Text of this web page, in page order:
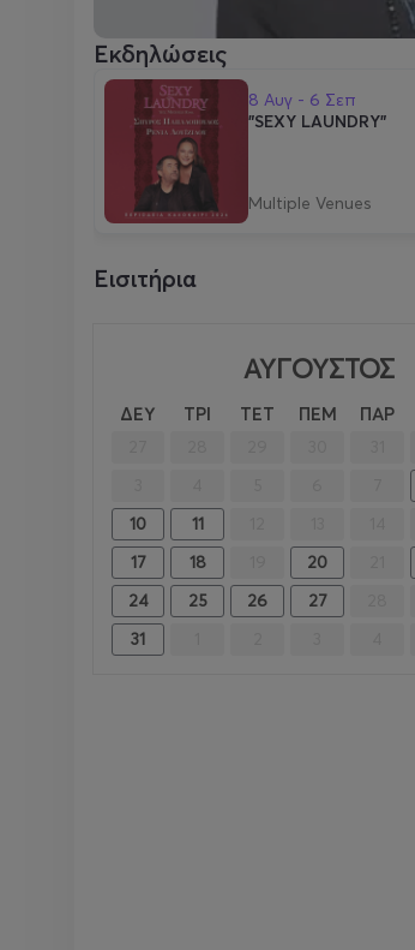
Εκδηλώσεις
8 Αυγ - 6 Σεπ
"SEXY LAUNDRY"
Multiple Venues
Εισιτήρια
ΑΎΓΟΥΣΤΟΣ
ΔΕΥ ΤΡΙ ΤΕΤ ΠΕΜ ΠΑΡ
10
11
17
18 20
24
25 26 27
31